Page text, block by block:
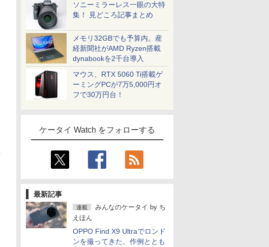
ソニーミラーレス一眼の大特
集！ 見どころ記事まとめ
メモリ32GBでも予算内。産
経新聞社がAMD Ryzen搭載
dynabookを2千台導入
マウス、RTX 5060 Ti搭載ゲ
ーミングPCが7万5,000円オ
フで30万円台！
ケータイ Watch をフォローする
最新記事
連載 みんなのケータイ by ち
えほん
OPPO Find X9 Ultraでロンド
ンを撮ってきた。作例ととも